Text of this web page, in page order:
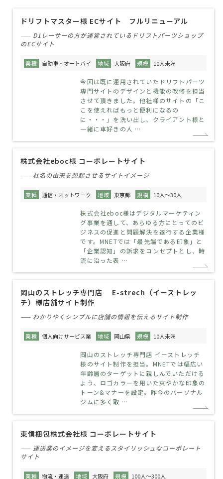
ドリフトマスター様 ECサイト フルリニューアル
—— D1レーサーの方が運営されているドリフトパーツショップ
のECサイト
業種 自動車・オートバイ 地域 大阪府 規模 10人未満
今回は既に運用されていたドリフトパーツ
専門サイトのデザインと機能の改修を担当
させて頂きました。他社様のサイトの「こ
こを使えればもっと便利になるの
に・・・」を洗い出し、クライアント様と
一緒に車好きの人 …
株式会社eboc様 コーポレートサイト
—— 社名の由来を想起させるサイトイメージ
業種 通信・ネットワーク 地域 東京都 規模 10人～30人
株式会社eboc様はデジタルマーケティン
グ事業を通して、あらゆる方にとってのビ
ジネスの促進と問題解決を遂行する企業様
です。MNETでは「最先端である印象」と
「企業認知」の訴求をコンセプトとし、時
流に沿った表 …
岡山のストレッチ専門店 E-strech（イーストレッ
チ）様店舗サイト制作
—— わかりやくシンプルに店舗の情報を伝えるサイト制作
業種 個人向けサービス業 地域 岡山県 規模 10人未満
岡山のストレッチ専門店 イーストレッチ
様のサイト制作を担当。MNETでは幅広い
年齢層のターゲットに親しんでいただける
よう、ロゴカラーを用いた爽やかな印象の
トーン&マナーを設定。昨今のパーソナル
ジムに多く取 …
東信梱包株式会社様 コーポレートサイト
—— 運送業のイメージを変えるスタイリッシュなコーポレート
サイト
業種 物流・運送 地域 大阪府 規模 100人～300人